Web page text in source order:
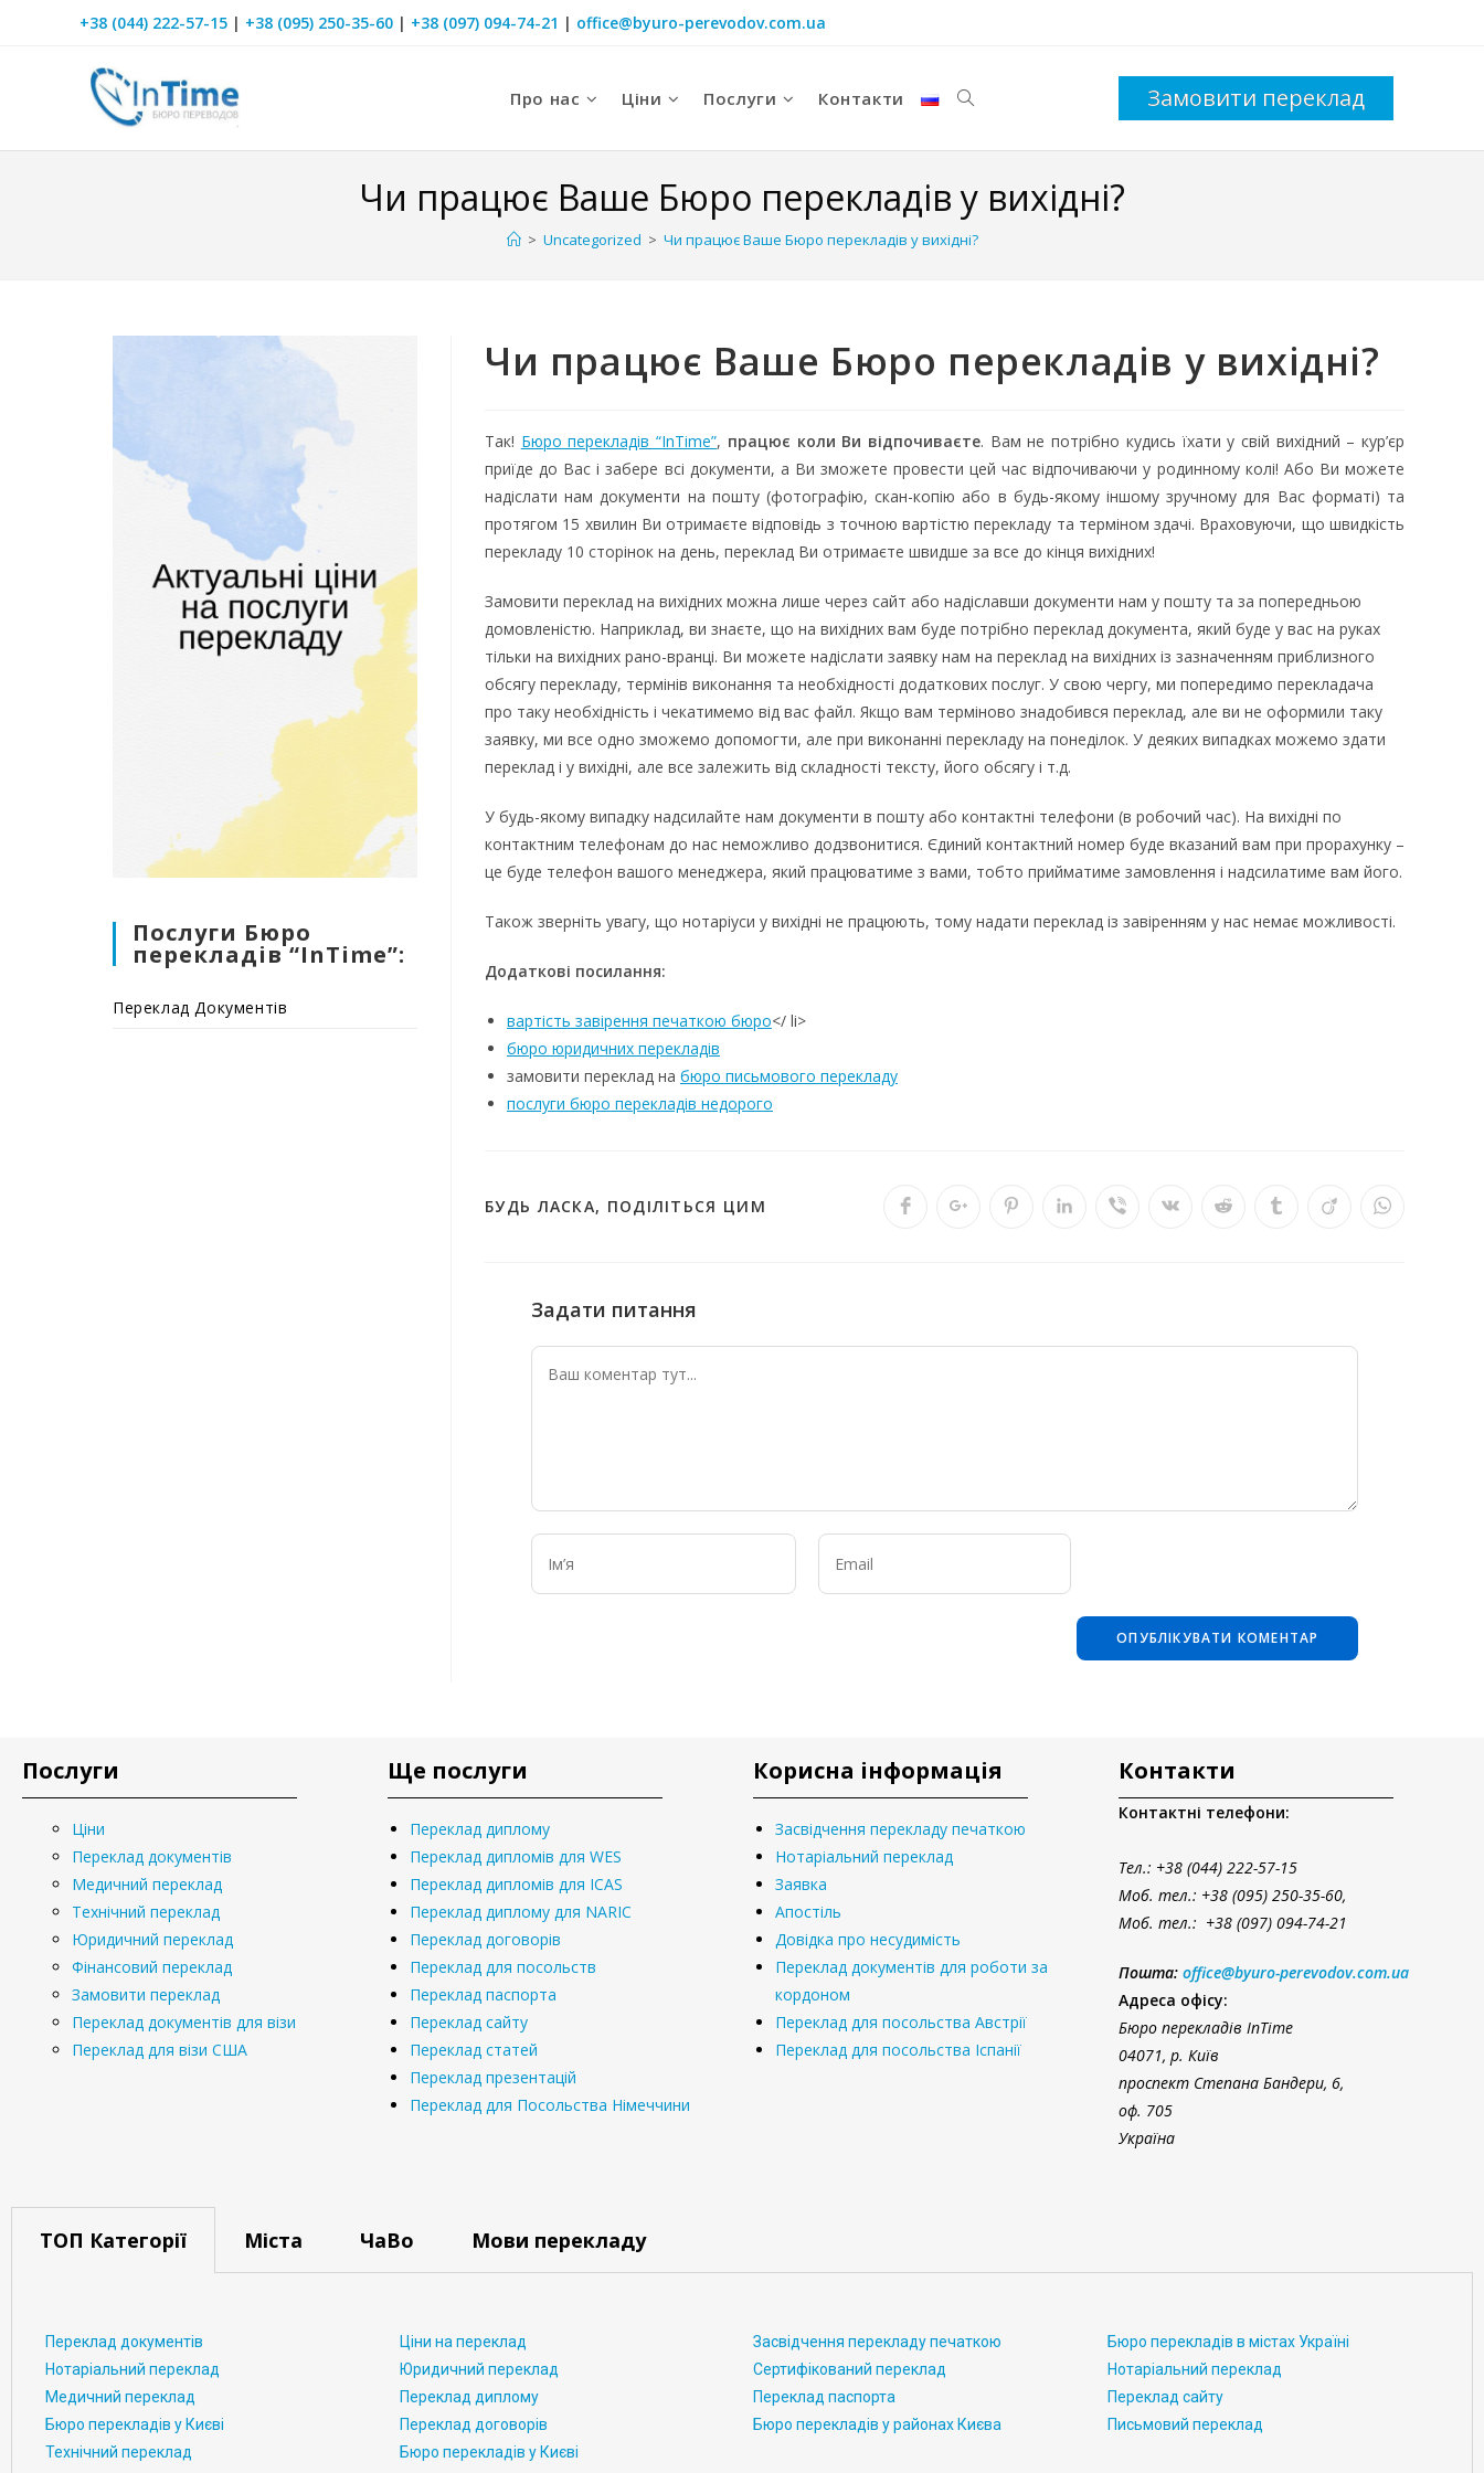
+38 (044) 222-57-15 | +38 (095) 250-35-60 | +38 (097) 094-74-21 | office@byuro-perevodov.com.ua
Замовити переклад
Про нас Ціни Послуги Контакти
Чи працює Ваше Бюро перекладів у вихідні?
> Uncategorized > Чи працює Ваше Бюро перекладів у вихідні?
Послуги Бюро
перекладів “InTime”:
Переклад Документів
Чи працює Ваше Бюро перекладів у вихідні?
Так! Бюро перекладів “InTime”, працює коли Ви відпочиваєте. Вам не потрібно кудись їхати у свій вихідний – кур’єр
приїде до Вас і забере всі документи, а Ви зможете провести цей час відпочиваючи у родинному колі! Або Ви можете
надіслати нам документи на пошту (фотографію, скан-копію або в будь-якому іншому зручному для Вас форматі) та
протягом 15 хвилин Ви отримаєте відповідь з точною вартістю перекладу та терміном здачі. Враховуючи, що швидкість
перекладу 10 сторінок на день, переклад Ви отримаєте швидше за все до кінця вихідних!
Замовити переклад на вихідних можна лише через сайт або надіславши документи нам у пошту та за попередньою
домовленістю. Наприклад, ви знаєте, що на вихідних вам буде потрібно переклад документа, який буде у вас на руках
тільки на вихідних рано-вранці. Ви можете надіслати заявку нам на переклад на вихідних із зазначенням приблизного
обсягу перекладу, термінів виконання та необхідності додаткових послуг. У свою чергу, ми попередимо перекладача
про таку необхідність і чекатимемо від вас файл. Якщо вам терміново знадобився переклад, але ви не оформили таку
заявку, ми все одно зможемо допомогти, але при виконанні перекладу на понеділок. У деяких випадках можемо здати
переклад і у вихідні, але все залежить від складності тексту, його обсягу і т.д.
У будь-якому випадку надсилайте нам документи в пошту або контактні телефони (в робочий час). На вихідні по
контактним телефонам до нас неможливо додзвонитися. Єдиний контактний номер буде вказаний вам при прорахунку –
це буде телефон вашого менеджера, який працюватиме з вами, тобто прийматиме замовлення і надсилатиме вам його.
Також зверніть увагу, що нотаріуси у вихідні не працюють, тому надати переклад із завіренням у нас немає можливості.
Додаткові посилання:
вартість завірення печаткою бюро</ li>
бюро юридичних перекладів
замовити переклад на бюро письмового перекладу
послуги бюро перекладів недорого
БУДЬ ЛАСКА, ПОДІЛІТЬСЯ ЦИМ
Задати питання
Послуги
Ціни
Переклад документів
Медичний переклад
Технічний переклад
Юридичний переклад
Фінансовий переклад
Замовити переклад
Переклад документів для візи
Переклад для візи США
Ще послуги
Переклад диплому
Переклад дипломів для WES
Переклад дипломів для ICAS
Переклад диплому для NARIC
Переклад договорів
Переклад для посольств
Переклад паспорта
Переклад сайту
Переклад статей
Переклад презентацій
Переклад для Посольства Німеччини
Корисна інформація
Засвідчення перекладу печаткою
Нотаріальний переклад
Заявка
Апостіль
Довідка про несудимість
Переклад документів для роботи за
кордоном
Переклад для посольства Австрії
Переклад для посольства Іспанії
Контакти
Контактні телефони:
Тел.: +38 (044) 222-57-15
Моб. тел.: +38 (095) 250-35-60,
Моб. тел.: +38 (097) 094-74-21
Пошта: office@byuro-perevodov.com.ua
Адреса офісу:
Бюро перекладів InTime
04071, р. Київ
проспект Степана Бандери, 6,
оф. 705
Україна
ТОП Категорії Міста ЧаВо Мови перекладу
Переклад документів
Нотаріальний переклад
Медичний переклад
Бюро перекладів у Києві
Технічний переклад
Ціни на переклад
Юридичний переклад
Переклад диплому
Переклад договорів
Бюро перекладів у Києві
Засвідчення перекладу печаткою
Сертифікований переклад
Переклад паспорта
Бюро перекладів у районах Києва
Бюро перекладів в містах Україні
Нотаріальний переклад
Переклад сайту
Письмовий переклад